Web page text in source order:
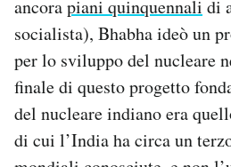
ancorapiani quinquennali di
socialista), Bhabha ideò un
per lo sviluppo del nucleare
finale di questo progetto
del nucleare indiano era
di cui l’India ha circa un